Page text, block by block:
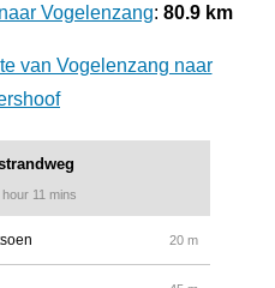
Vogelenzang: 80.9 km
van Vogelenzang naar
hour 11 mins
20 m